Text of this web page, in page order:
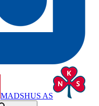
MADSHUS AS